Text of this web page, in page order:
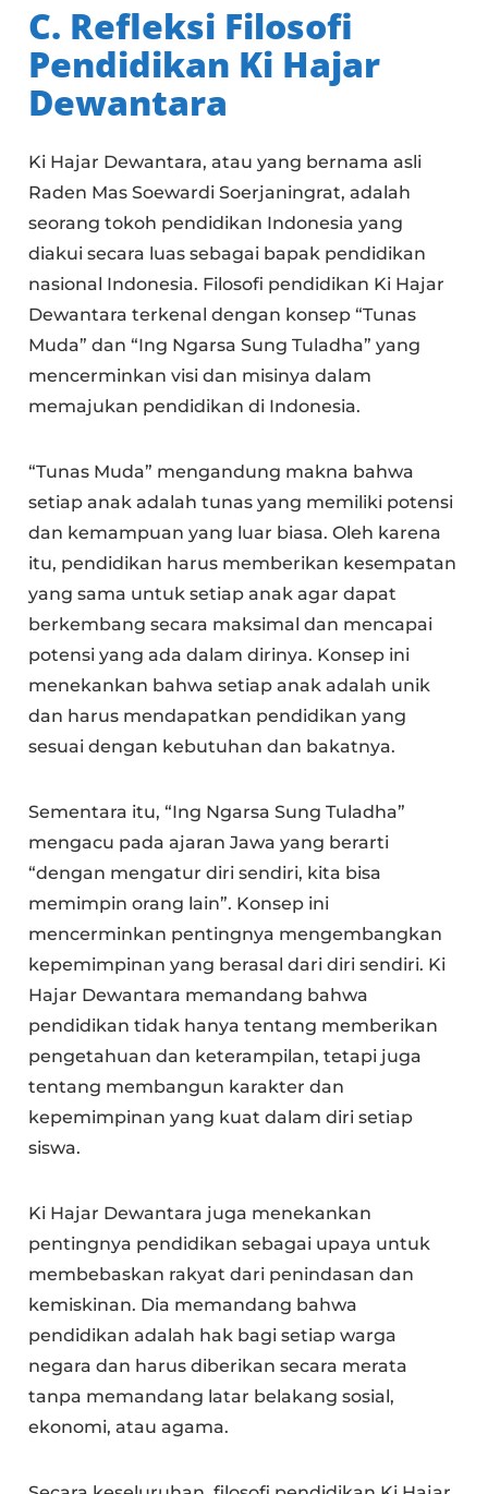
C. Refleksi Filosofi
Pendidikan Ki Hajar
Dewantara
Ki Hajar Dewantara, atau yang bernama asli
Raden Mas Soewardi Soerjaningrat, adalah
seorang tokoh pendidikan Indonesia yang
diakui secara luas sebagai bapak pendidikan
nasional Indonesia. Filosofi pendidikan Ki Hajar
Dewantara terkenal dengan konsep “Tunas
Muda” dan “Ing Ngarsa Sung Tuladha” yang
mencerminkan visi dan misinya dalam
memajukan pendidikan di Indonesia.
“Tunas Muda” mengandung makna bahwa
setiap anak adalah tunas yang memiliki potensi
dan kemampuan yang luar biasa. Oleh karena
itu, pendidikan harus memberikan kesempatan
yang sama untuk setiap anak agar dapat
berkembang secara maksimal dan mencapai
potensi yang ada dalam dirinya. Konsep ini
menekankan bahwa setiap anak adalah unik
dan harus mendapatkan pendidikan yang
sesuai dengan kebutuhan dan bakatnya.
Sementara itu, “Ing Ngarsa Sung Tuladha”
mengacu pada ajaran Jawa yang berarti
“dengan mengatur diri sendiri, kita bisa
memimpin orang lain”. Konsep ini
mencerminkan pentingnya mengembangkan
kepemimpinan yang berasal dari diri sendiri. Ki
Hajar Dewantara memandang bahwa
pendidikan tidak hanya tentang memberikan
pengetahuan dan keterampilan, tetapi juga
tentang membangun karakter dan
kepemimpinan yang kuat dalam diri setiap
siswa.
Ki Hajar Dewantara juga menekankan
pentingnya pendidikan sebagai upaya untuk
membebaskan rakyat dari penindasan dan
kemiskinan. Dia memandang bahwa
pendidikan adalah hak bagi setiap warga
negara dan harus diberikan secara merata
tanpa memandang latar belakang sosial,
ekonomi, atau agama.